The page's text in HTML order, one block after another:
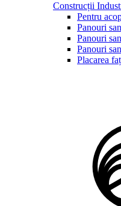
Construcții
Pentru
Panouri
Panouri
Panouri
Placarea